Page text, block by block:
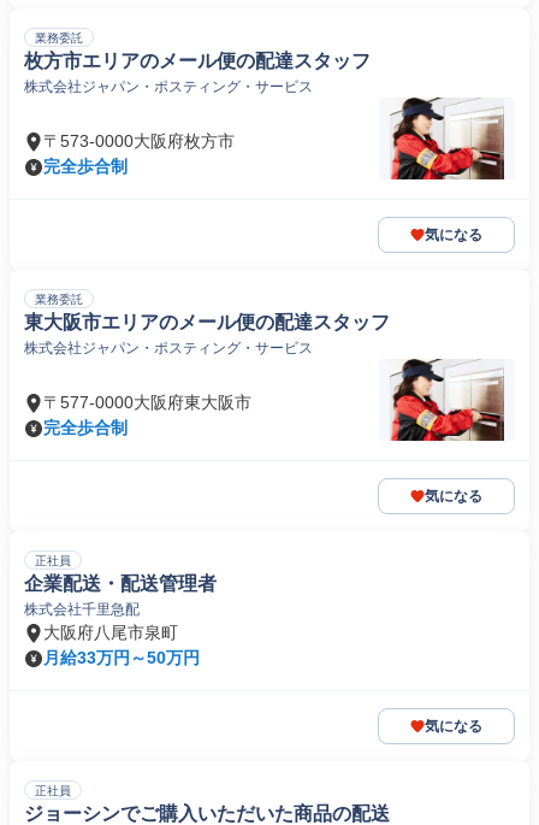
業務委託
枚方市エリアのメール便の配達スタッフ
株式会社ジャパン・ポスティング・サービス
〒573-0000大阪府枚方市
完全歩合制
気になる
業務委託
東大阪市エリアのメール便の配達スタッフ
株式会社ジャパン・ポスティング・サービス
〒577-0000大阪府東大阪市
完全歩合制
気になる
正社員
企業配送・配送管理者
株式会社千里急配
大阪府八尾市泉町
月給33万円～50万円
気になる
正社員
ジョーシンでご購入いただいた商品の配送